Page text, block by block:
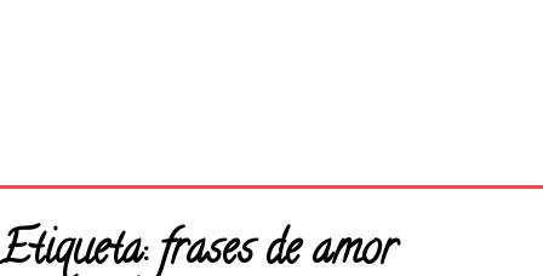
Página principal
Etiqueta:frases de amor